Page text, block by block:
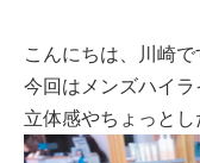
こんにちは、川崎で
今回はメンズハイラ
立体感やちょっとし